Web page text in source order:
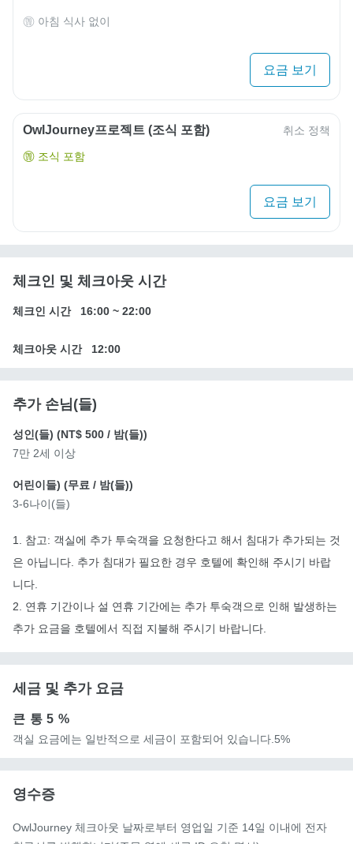
아침 식사 없이
요금 보기
OwlJourney프로젝트 (조식 포함) 취소 정책
조식 포함
요금 보기
체크인 및 체크아웃 시간
체크인 시간 16:00 ~ 22:00
체크아웃 시간 12:00
추가 손님(들)
성인(들) (NT$ 500 / 밤(들))
7만 2세 이상
어린이들) (무료 / 밤(들))
3-6나이(들)
1. 참고: 객실에 추가 투숙객을 요청한다고 해서 침대가 추가되는 것
은 아닙니다. 추가 침대가 필요한 경우 호텔에 확인해 주시기 바랍
니다.
2. 연휴 기간이나 설 연휴 기간에는 추가 투숙객으로 인해 발생하는
추가 요금을 호텔에서 직접 지불해 주시기 바랍니다.
세금 및 추가 요금
큰 통5 %
객실 요금에는 일반적으로 세금이 포함되어 있습니다.5%
영수증
OwlJourney 체크아웃 날짜로부터 영업일 기준 14일 이내에 전자